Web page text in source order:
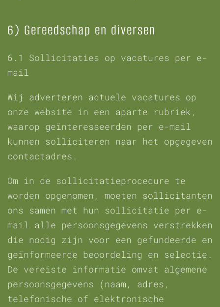
6) Gereedschap en diversen
6.1 Sollicitaties op vacatures per e-
mail
Wij adverteren actuele vacatures op
onze website in een aparte rubriek,
waarop geïnteresseerden per e-mail
kunnen solliciteren naar het opgegeven
contactadres.
Om in de sollicitatieprocedure te
worden opgenomen, moeten sollicitanten
ons samen met hun sollicitatie per e-
mail alle persoonsgegevens verstrekken
die nodig zijn voor een gefundeerde en
geïnformeerde beoordeling en selectie.
De vereiste informatie omvat algemene
persoonsgegevens (naam, adres,
telefonische of elektronische